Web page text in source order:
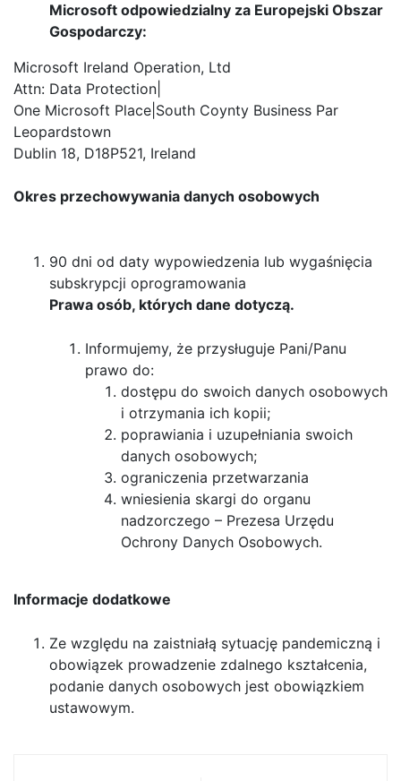
Microsoft odpowiedzialny za Europejski Obszar
Gospodarczy:
Microsoft Ireland Operation, Ltd
Attn: Data Protection|
One Microsoft Place|South Coynty Business Par
Leopardstown
Dublin 18, D18P521, Ireland
Okres przechowywania danych osobowych
90 dni od daty wypowiedzenia lub wygaśnięcia
subskrypcji oprogramowania
Prawa osób, których dane dotyczą.
Informujemy, że przysługuje Pani/Panu
prawo do:
dostępu do swoich danych osobowych
i otrzymania ich kopii;
poprawiania i uzupełniania swoich
danych osobowych;
ograniczenia przetwarzania
wniesienia skargi do organu
nadzorczego – Prezesa Urzędu
Ochrony Danych Osobowych.
Informacje dodatkowe
Ze względu na zaistniałą sytuację pandemiczną i
obowiązek prowadzenie zdalnego kształcenia,
podanie danych osobowych jest obowiązkiem
ustawowym.